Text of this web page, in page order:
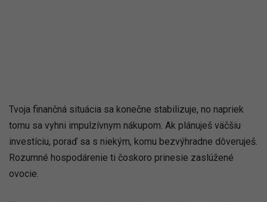
Tvoja finančná situácia sa konečne stabilizuje, no napriek
tomu sa vyhni impulzívnym nákupom. Ak plánuješ väčšiu
investíciu, poraď sa s niekým, komu bezvýhradne dôveruješ.
Rozumné hospodárenie ti čoskoro prinesie zaslúžené
ovocie.